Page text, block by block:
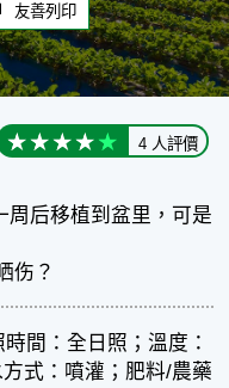
友善列印
4 人評價
周后移植到盆里，可是
伤？
間：全日照；溫度：
式：噴灌；肥料/農藥